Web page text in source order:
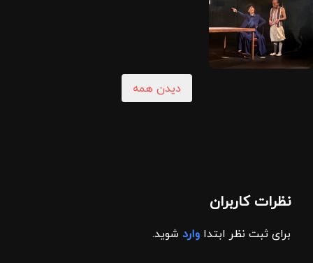
دیدن همه
نظرات کاربران
برای ثبت نظر ابتدا وارد شوید.